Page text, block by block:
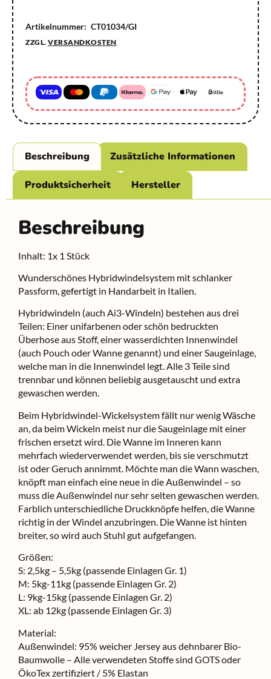
Artikelnummer: CT01034/GI
ZZGL. VERSANDKOSTEN
Beschreibung Zusätzliche Informationen
Produktsicherheit Hersteller
Beschreibung
Inhalt: 1x 1 Stück
Wunderschönes Hybridwindelsystem mit schlanker
Passform, gefertigt in Handarbeit in Italien.
Hybridwindeln (auch Ai3-Windeln) bestehen aus drei
Teilen: Einer unifarbenen oder schön bedruckten
Überhose aus Stoff, einer wasserdichten Innenwindel
(auch Pouch oder Wanne genannt) und einer Saugeinlage,
welche man in die Innenwindel legt. Alle 3 Teile sind
trennbar und können beliebig ausgetauscht und extra
gewaschen werden.
Beim Hybridwindel-Wickelsystem fällt nur wenig Wäsche
an, da beim Wickeln meist nur die Saugeinlage mit einer
frischen ersetzt wird. Die Wanne im Inneren kann
mehrfach wiederverwendet werden, bis sie verschmutzt
ist oder Geruch annimmt. Möchte man die Wann waschen,
knöpft man einfach eine neue in die Außenwindel – so
muss die Außenwindel nur sehr selten gewaschen werden.
Farblich unterschiedliche Druckknöpfe helfen, die Wanne
richtig in der Windel anzubringen. Die Wanne ist hinten
breiter, so wird auch Stuhl gut aufgefangen.
Größen:
S: 2,5kg – 5,5kg (passende Einlagen Gr. 1)
M: 5kg-11kg (passende Einlagen Gr. 2)
L: 9kg-15kg (passende Einlagen Gr. 2)
XL: ab 12kg (passende Einlagen Gr. 3)
Material:
Außenwindel: 95% weicher Jersey aus dehnbarer Bio-
Baumwolle – Alle verwendeten Stoffe sind GOTS oder
ÖkoTex zertifiziert / 5% Elastan